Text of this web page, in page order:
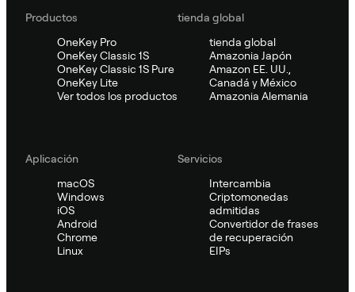
Productos
OneKey Pro
OneKey Classic 1S
OneKey Classic 1S Pure
OneKey Lite
Ver todos los productos
tienda global
tienda global
Amazonia Japón
Amazon EE. UU.,
Canadá y México
Amazonia Alemania
Aplicación
macOS
Windows
iOS
Android
Chrome
Linux
Servicios
Intercambia
Criptomonedas
admitidas
Convertidor de frases
de recuperación
EIPs